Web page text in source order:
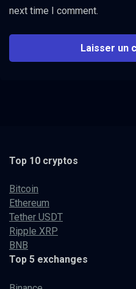
next time I comment.
Top 10 cryptos
Bitcoin
Ethereum
Tether USDT
Ripple XRP
BNB
Top 5 exchanges